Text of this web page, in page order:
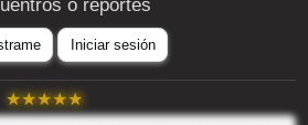
o reportes
Iniciar sesión